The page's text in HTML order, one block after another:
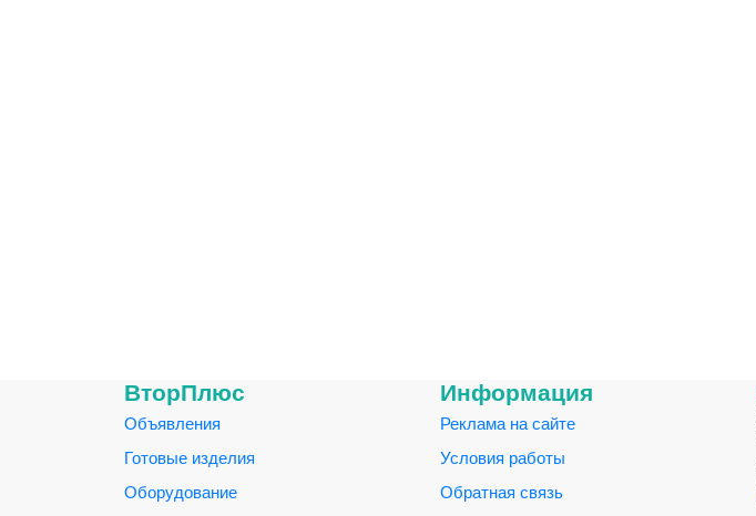
ВторПлюс
Объявления
Готовые изделия
Оборудование
Информация
Реклама на сайте
Условия работы
Обратная связь